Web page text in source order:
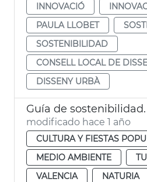
INNOVACIÓ
PAULA LLOBET
SOSTENIBILIDAD
CONSELL LOCAL DE
DISSENY URBÀ
modificado hace 1 año
CULTURA Y FIESTAS
MEDIO AMBIENTE
VALENCIA
NATURIA